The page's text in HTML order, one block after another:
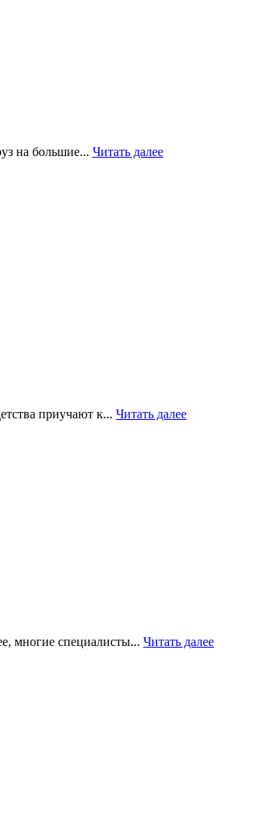
на большие... Читать далее
приучают к... Читать далее
многие специалисты... Читать далее